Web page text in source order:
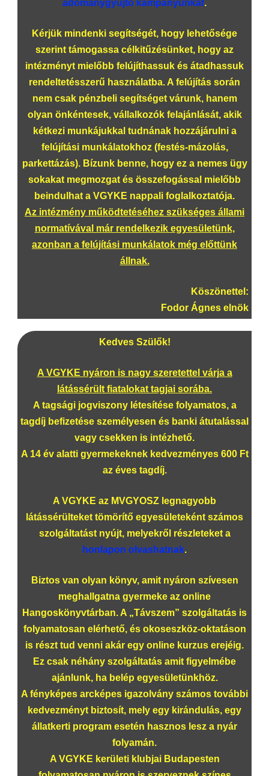
adománygyűjtő kampányunkat.
Kérjük mindenki segítségét, hogy lehetősége
szerint támogassa célkitűzésünket, hogy az
intézményt mielőbb felújíthassuk és átadhassuk
rendeltetésszerű használatba. A felújítás során
nem csak pénzbeli segítséget várunk, hanem
olyan önkéntesek, vállalkozók felajánlását, akik
kétkezi munkájukkal tudnának hozzájárulni a
felújítási munkálatokhoz (festés-mázolás,
parkettázás). Bízunk benne, hogy ez a nemes ügy
sokakat megmozgat és összefogással mielőbb
beindulhat a VGYKE nappali foglalkoztatója.
Az intézmény működtetéséhez szükséges állami
normatívával már rendelkezik egyesületünk,
azonban a felújítási munkálatok még előttünk
állnak.
Köszönettel:
Fodor Ágnes elnök
Kedves Szülők!
A VGYKE nyáron is nagy szeretettel várja a
látássérült fiatalokat tagjai sorába.
A tagsági jogviszony létesítése folyamatos, a
tagdíj befizetése személyesen és banki átutalással
vagy csekken is intézhető.
A 14 év alatti gyermekeknek kedvezményes 600 Ft
az éves tagdíj.
A VGYKE az MVGYOSZ legnagyobb
látássérülteket tömörítő egyesületeként számos
szolgáltatást nyújt, melyekről részleteket a
honlapon olvashatnak.
Biztos van olyan könyv, amit nyáron szívesen
meghallgatna gyermeke az online
Hangoskönyvtárban. A „Távszem” szolgáltatás is
folyamatosan elérhető, és okoseszköz-oktatáson
is részt tud venni akár egy online kurzus erejéig.
Ez csak néhány szolgáltatás amit figyelmébe
ajánlunk, ha belép egyesületünkhöz.
A fényképes arcképes igazolvány számos további
kedvezményt biztosít, mely egy kirándulás, egy
állatkerti program esetén hasznos lesz a nyár
folyamán.
A VGYKE kerületi klubjai Budapesten